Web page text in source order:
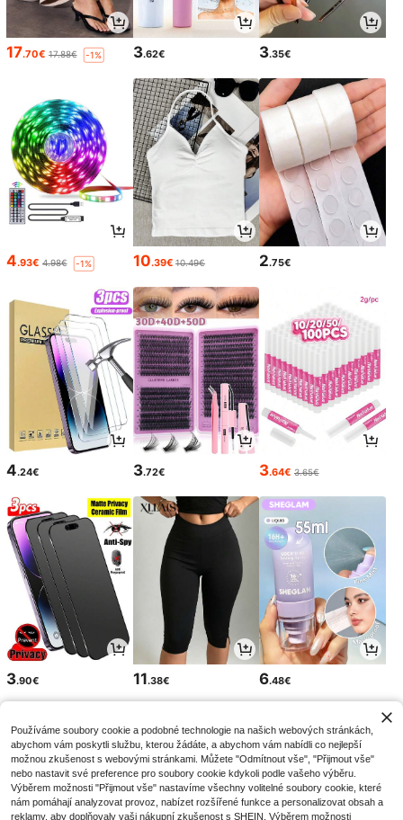
17.70€ 17.88€ -1% 3.62€ 3.35€
4.93€ 4.98€ -1% 10.39€ 10.49€ 2.75€
4.24€ 3.72€ 3.64€ 3.65€
3.90€ 11.38€ 6.48€
Používáme soubory cookie a podobné technologie na našich webových stránkách,
abychom vám poskytli službu, kterou žádáte, a abychom vám nabídli co nejlepší
možnou zkušenost s webovými stránkami. Můžete "Odmítnout vše", "Přijmout vše"
nebo nastavit své preference pro soubory cookie kdykoli podle vašeho výběru.
Výběrem možnosti "Přijmout vše" nastavíme všechny volitelné soubory cookie, které
nám pomáhají analyzovat provoz, nabízet rozšířené funkce a personalizovat obsah a
reklamy, aby doplňovaly vaši nákupní zkušenost s SHEIN. Výběrem možnosti